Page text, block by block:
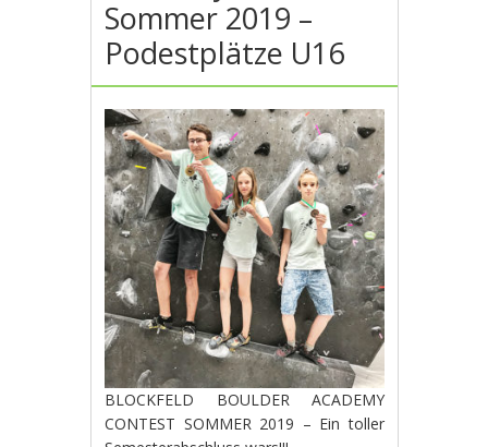
Sommer 2019 –
Podestplätze U16
BLOCKFELD BOULDER ACADEMY
CONTEST SOMMER 2019 – Ein toller